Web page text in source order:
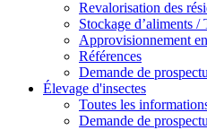
Revalorisation des
Stockage d’aliments /
Approvisionnement
Références
Demande de
Élevage d'insectes
Toutes les
Demande de